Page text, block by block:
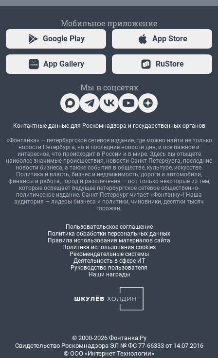
Мобильное приложение
Google Play App Store
App Gallery RuStore
Мы в соцсетях
Контактные данные для Роскомнадзора и государственных органов
«Фонтанка» — петербургское сетевое издание, где можно найти не только
новости Петербурга, но и последние новости дня, и все важное и
интересное, что происходит в России и в мире. Здесь вы отыщете
наиболее значимые происшествия, новости Санкт-Петербурга, последние
новости бизнеса, а также события в обществе, культуре, искусстве.
Политика и власть, бизнес и недвижимость, дороги и автомобили,
финансы и работа, город и развлечения — вот только некоторые из тем,
которые освещает ведущее петербургское сетевое общественно-
политическое издание. Санкт-Петербург читает «Фонтанку»! Наша
аудитория — лидеры бизнеса и политики, чиновники, десятки тысяч
горожан.
Пользовательское соглашение
Политика обработки персональных данных
Правила использования материалов сайта
Политика использования cookies
Рекомендательные системы
Деятельность в сфере ИТ
Руководство пользователя
Наши награды
© 2000-2026 Фонтанка.Ру
Свидетельство Роскомнадзора ЭЛ № ФС 77-66333 от 14.07.2016
© ООО «Интернет Технологии»